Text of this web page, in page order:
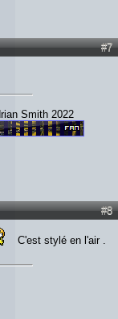
#7
Smith 2022
#8
C'est stylé en l'air .